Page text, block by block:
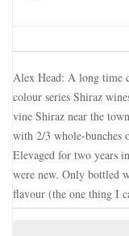
Alex Head: A long time
colour series Shiraz
vine Shiraz near the
with 2/3 whole-bunches
Elevaged for two years
were new. Only bottled
flavour (the one thing I